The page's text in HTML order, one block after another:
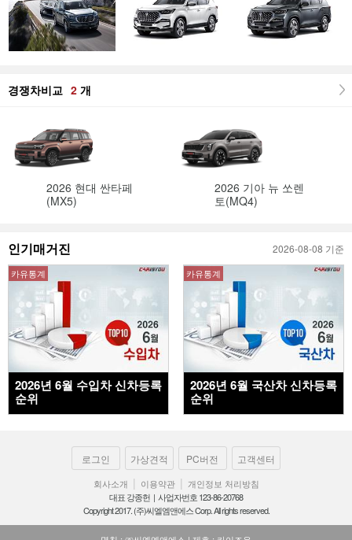
경쟁차비교 2 개
2026 현대 싼타페
(MX5)
2026 기아 뉴 쏘렌
토(MQ4)
인기매거진 2026-08-08 기준
카유통계
2026년 6월 수입차 신차등록
순위
카유통계
2026년 6월 국산차 신차등록
순위
로그인 가상견적 PC버전 고객센터
회사소개 | 이용약관 | 개인정보 처리방침
대표 강종헌 | 사업자번호 123-86-20768
Copyright 2017. (주)씨엘엠앤에스 Corp. All rights reserved.